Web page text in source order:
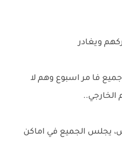
جميع فا مر اسبوع وهم لا
الخارجي..
يجلس الجميع في اماكن